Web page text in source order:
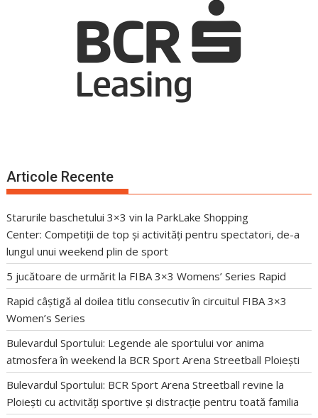
Articole Recente
Starurile baschetului 3×3 vin la ParkLake Shopping
Center: Competiții de top și activități pentru spectatori, de-a
lungul unui weekend plin de sport
5 jucătoare de urmărit la FIBA 3×3 Womens’ Series Rapid
Rapid câștigă al doilea titlu consecutiv în circuitul FIBA 3×3
Women’s Series
Bulevardul Sportului: Legende ale sportului vor anima
atmosfera în weekend la BCR Sport Arena Streetball Ploiești
Bulevardul Sportului: BCR Sport Arena Streetball revine la
Ploiești cu activități sportive și distracție pentru toată familia